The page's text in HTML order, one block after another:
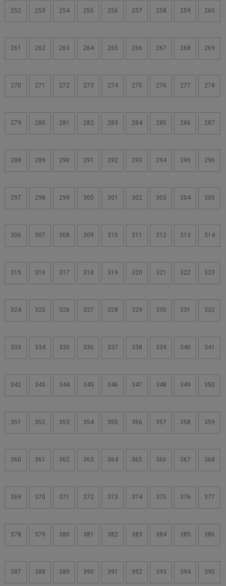
252 253 254 255 256 257 258 259 260
261 262 263 264 265 266 267 268 269
270 271 272 273 274 275 276 277 278
279 280 281 282 283 284 285 286 287
288 289 290 291 292 293 294 295 296
297 298 299 300 301 302 303 304 305
306 307 308 309 310 311 312 313 314
315 316 317 318 319 320 321 322 323
324 325 326 327 328 329 330 331 332
333 334 335 336 337 338 339 340 341
342 343 344 345 346 347 348 349 350
351 352 353 354 355 356 357 358 359
360 361 362 363 364 365 366 367 368
369 370 371 372 373 374 375 376 377
378 379 380 381 382 383 384 385 386
387 388 389 390 391 392 393 394 395